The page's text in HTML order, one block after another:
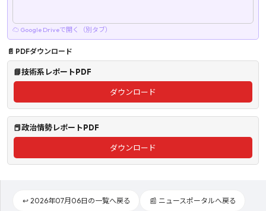
↩️ 2026年07月06日の一覧へ戻る 📰 ニュースポータルへ戻る
☁ Google Driveで開く（別タブ）
📄 PDFダウンロード
📘技術系レポートPDF
ダウンロード
📕政治情勢レポートPDF
ダウンロード